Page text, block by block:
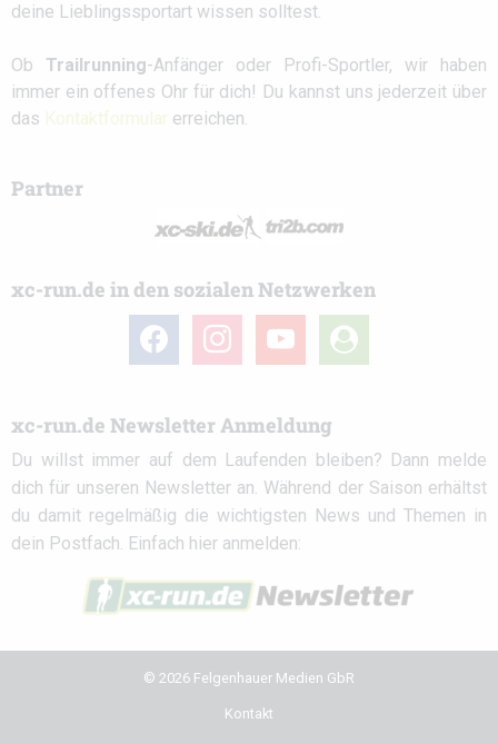
deine Lieblingssportart wissen solltest.
Ob Trailrunning-Anfänger oder Profi-Sportler, wir haben
immer ein offenes Ohr für dich! Du kannst uns jederzeit über
das Kontaktformular erreichen.
Partner
xc-run.de in den sozialen Netzwerken
facebook instagramyoutube
user-
circle
xc-run.de Newsletter Anmeldung
Du willst immer auf dem Laufenden bleiben? Dann melde
dich für unseren Newsletter an. Während der Saison erhältst
du damit regelmäßig die wichtigsten News und Themen in
dein Postfach. Einfach hier anmelden:
© 2026 Felgenhauer Medien GbR
Kontakt